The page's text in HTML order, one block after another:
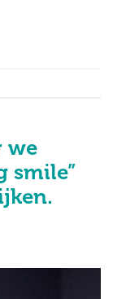
we
smile”